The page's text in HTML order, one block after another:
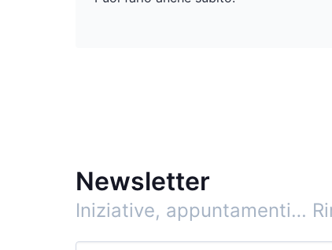
Newsletter
Iniziative, appuntamenti…